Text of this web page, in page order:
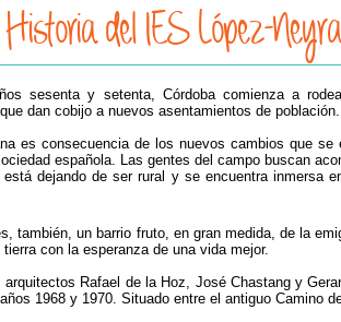
Historia del IES López-
sesenta y setenta, Córdoba comienza a
dan cobijo a nuevos asentamientos de población.
es consecuencia de los nuevos cambios que se
española. Las gentes del campo buscan
dejando de ser rural y se encuentra inmersa
también, un barrio fruto, en gran medida, de la
con la esperanza de una vida mejor.
arquitectos Rafael de la Hoz, José Chastang y
1968 y 1970. Situado entre el antiguo Camino